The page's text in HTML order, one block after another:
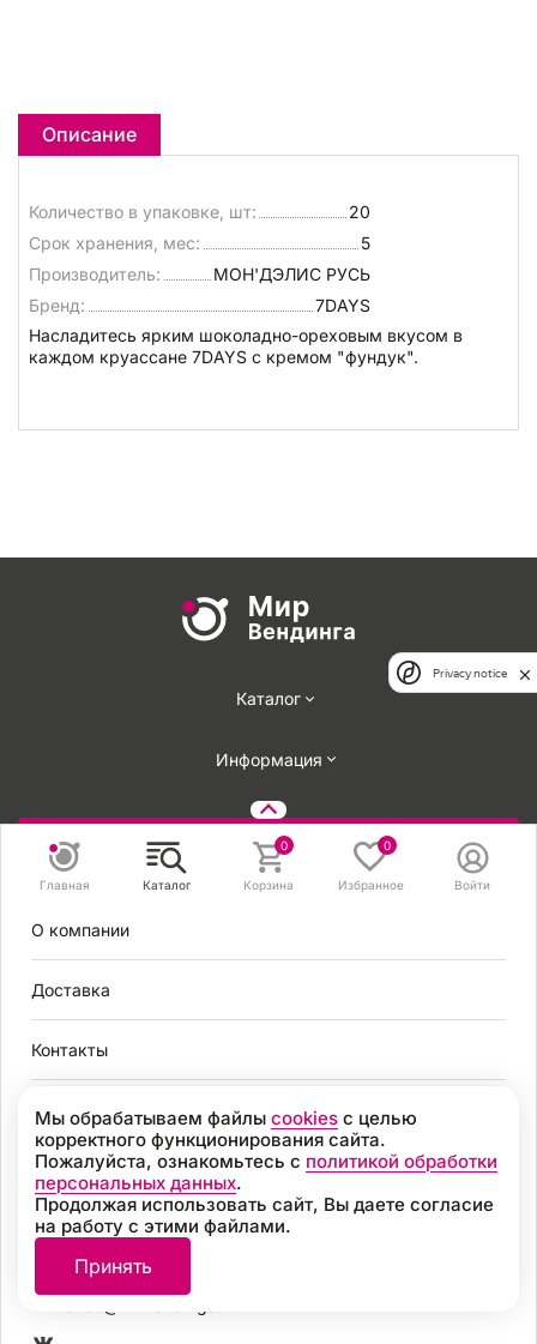
Главная Каталог
0
Корзина
0
Избранное Войти
О компании
Доставка
Контакты
Условия оплаты
Москва
8 495 131 56 78
8 800 301 56 78
Описание
Количество в упаковке, шт:
20
Срок хранения, мес:
5
Производитель:
МОН'ДЭЛИС РУСЬ
Бренд:
7DAYS
Насладитесь ярким шоколадно-ореховым вкусом в
каждом круассане 7DAYS с кремом "фундук".
Мы обрабатываем файлы cookies с целью
корректного функционирования сайта.
Пожалуйста, ознакомьтесь с политикой обработки
персональных данных.
Продолжая использовать сайт, Вы даете согласие
на работу с этими файлами.
Принять
Каталог
Информация
Задать вопрос
Политика обработки персональных данных
Согласие на получение рекламных рассылок
Пользовательское соглашение
Политика обработки файлов cookie
Разработка
© 2026, «МИР ВЕНДИНГА» Все права защищены
Privacy notice